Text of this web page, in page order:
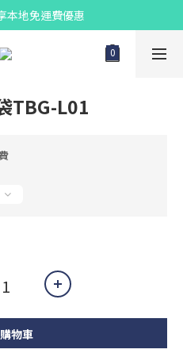
本地免運費優惠
TBG-L01
物車